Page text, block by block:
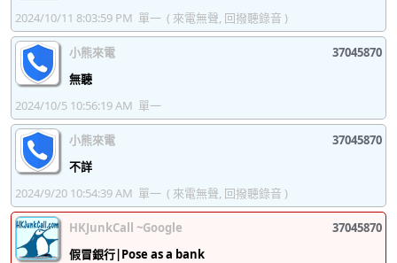
37046040
37046041 37046042
37046044
37046045
37046047
37046048
37046052
37046053
37046056
37046057
37046059
37046060
37046064
37046065 37046066
37046067
37046068
37046069 37046070
2024/10/11 8:03:59 PM 單一 ( 來電無聲, 回撥聽錄音 )
小熊來電
37045870
無聽
2024/10/5 10:56:19 AM 單一
小熊來電
37045870
不詳
2024/9/20 10:54:39 AM 單一 ( 來電無聲, 回撥聽錄音 )
HKJunkCall ~Google
37045870
假冒銀行|Pose as a bank